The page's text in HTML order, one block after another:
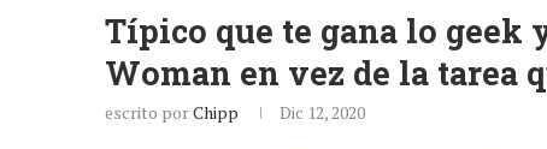
Típico que te gana lo geek
Woman en vez de la tarea
escrito porChipp Dic 12, 2020